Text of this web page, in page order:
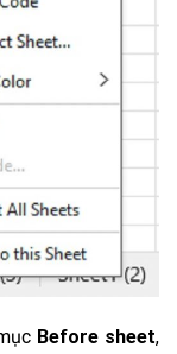
Before sheet,